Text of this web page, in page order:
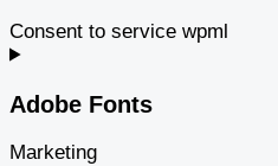
Consent to service wpml
Adobe Fonts
Marketing